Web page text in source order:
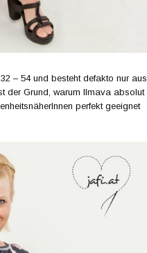
– 54 und besteht defakto nur aus
der Grund, warum Ilmava absolut
perfekt geeignet